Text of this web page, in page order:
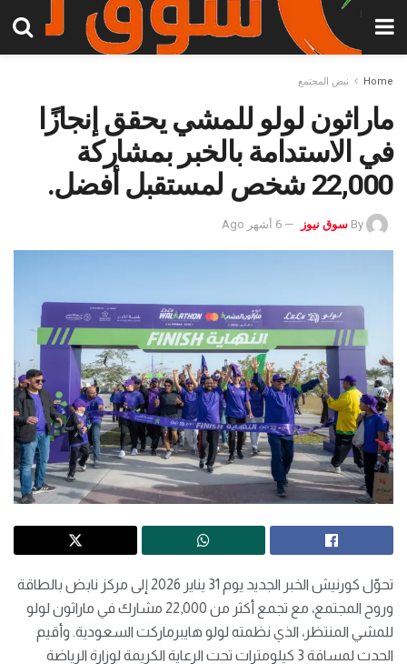
Home نبض المجتمع
ماراثون لولو للمشي يحقق إنجازًا
في الاستدامة بالخبر بمشاركة
22,000 شخص لمستقبل أفضل.
By سوق نيوز 6 أشهر Ago
تحوّل كورنيش الخبر الجديد يوم 31 يناير 2026 إلى مركز نابض بالطاقة
وروح المجتمع، مع تجمع أكثر من 22,000 مشارك في ماراثون لولو
للمشي المنتظر، الذي نظمته لولو هايبرماركت السعودية. وأقيم
الحدث لمسافة 3 كيلومترات تحت الرعاية الكريمة لوزارة الرياضة